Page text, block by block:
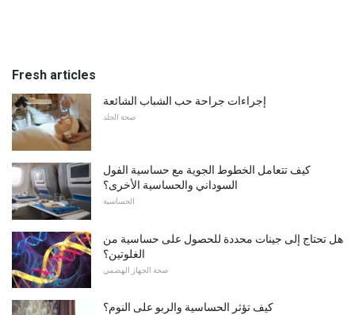
Fresh articles
إجراءات جراحة حب الشباب الشائعة
صحة الجلد
كيف تتعامل الخطوط الجوية مع حساسية الفول
السوداني والحساسية الأخرى؟
الحساسية
هل تحتاج إلى جينات محددة للحصول على حساسية من
الغلوتين؟
صحة الجهاز الهضمي
كيف تؤثر الحساسية والربو على النوم؟